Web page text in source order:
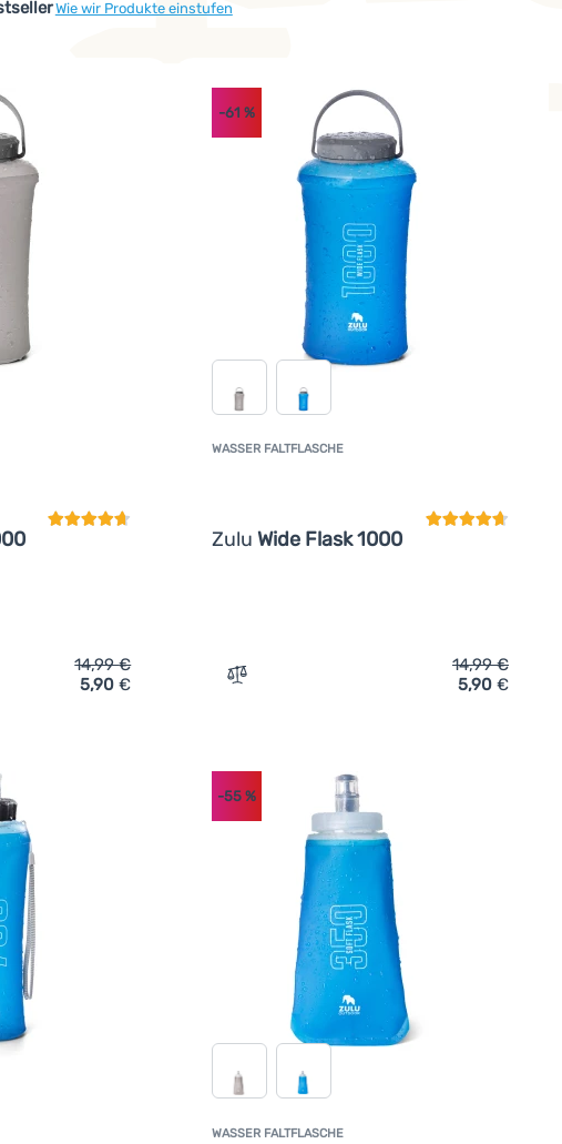
Wie wir Produkte einstufen
Faltflasche Zulu Wide Flask 1000' hinzufügen
14,99€
5,90€
WASSER FALTFLASCHE
ZuluWide Flask 1000
-61 %
Zum Vergleich 'Wasser Faltflasche Zulu
14,99€
5,90 €
WASSER FALTFLASCHE
-55 %